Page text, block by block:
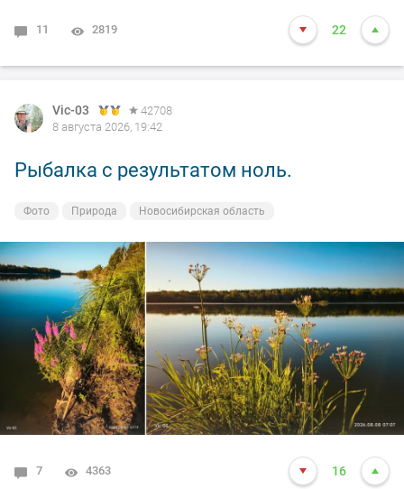
11 2819 22
Vic-03
42708
8 августа 2026, 19:42
Рыбалка с результатом ноль.
Фото Природа Новосибирская область
7 4363 16